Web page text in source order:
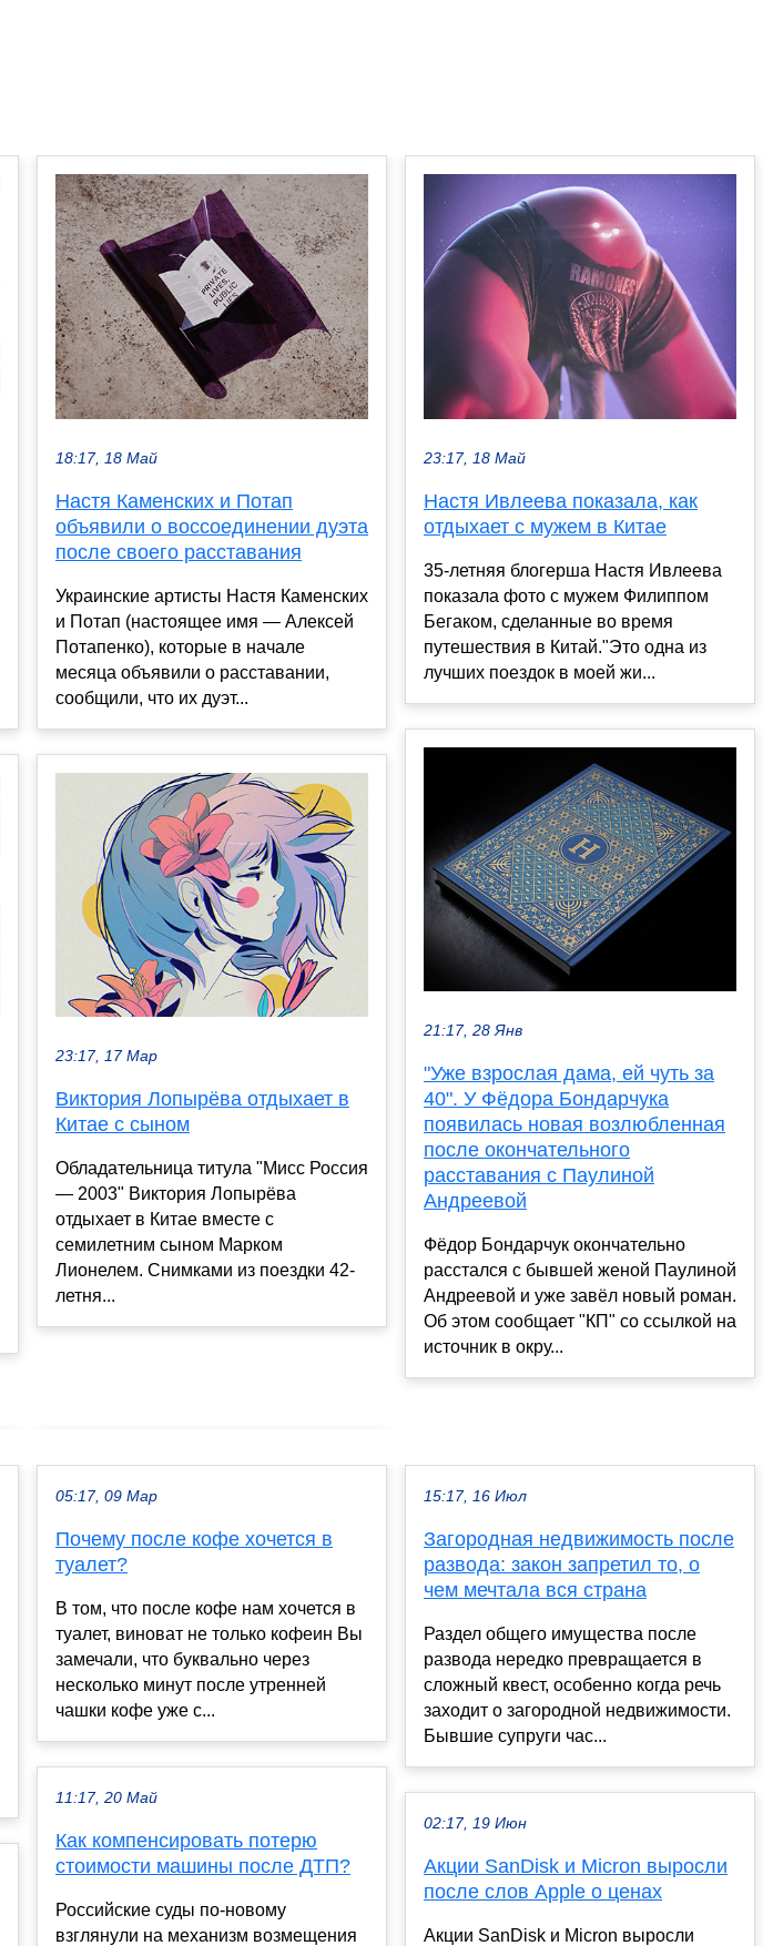
18:17, 18 Май
Настя Каменских и Потап
объявили о воссоединении дуэта
после своего расставания
Украинские артисты Настя Каменских
и Потап (настоящее имя — Алексей
Потапенко), которые в начале
месяца объявили о расставании,
сообщили, что их дуэт...
23:17, 17 Мар
Виктория Лопырёва отдыхает в
Китае с сыном
Обладательница титула "Мисс Россия
— 2003" Виктория Лопырёва
отдыхает в Китае вместе с
семилетним сыном Марком
Лионелем. Снимками из поездки 42-
летня...
23:17, 18 Май
Настя Ивлеева показала, как
отдыхает с мужем в Китае
35-летняя блогерша Настя Ивлеева
показала фото с мужем Филиппом
Бегаком, сделанные во время
путешествия в Китай."Это одна из
лучших поездок в моей жи...
21:17, 28 Янв
"Уже взрослая дама, ей чуть за
40". У Фёдора Бондарчука
появилась новая возлюбленная
после окончательного
расставания с Паулиной
Андреевой
Фёдор Бондарчук окончательно
расстался с бывшей женой Паулиной
Андреевой и уже завёл новый роман.
Об этом сообщает "КП" со ссылкой на
источник в окру...
05:17, 09 Мар
Почему после кофе хочется в
туалет?
В том, что после кофе нам хочется в
туалет, виноват не только кофеин Вы
замечали, что буквально через
несколько минут после утренней
чашки кофе уже с...
11:17, 20 Май
Как компенсировать потерю
стоимости машины после ДТП?
Российские суды по-новому
взглянули на механизм возмещения
15:17, 16 Июл
Загородная недвижимость после
развода: закон запретил то, о
чем мечтала вся страна
Раздел общего имущества после
развода нередко превращается в
сложный квест, особенно когда речь
заходит о загородной недвижимости.
Бывшие супруги час...
02:17, 19 Июн
Акции SanDisk и Micron выросли
после слов Apple о ценах
Акции SanDisk и Micron выросли